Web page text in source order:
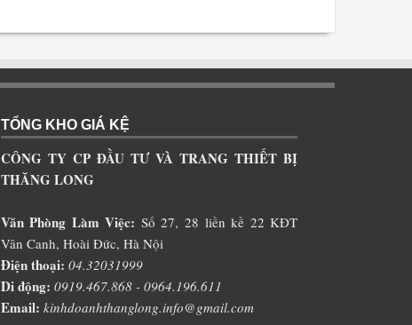
TỔNG KHO GIÁ KỆ
CÔNG TY CP ĐẦU TƯ VÀ TRANG THIẾT BỊ
THĂNG LONG
Văn Phòng Làm Việc: Số 27, 28 liền kề 22 KĐT
Vân Canh, Hoài Đức, Hà Nội
Điện thoại: 04.32031999
Di động: 0919.467.868 - 0964.196.611
Email: kinhdoanhthanglong.info@gmail.com